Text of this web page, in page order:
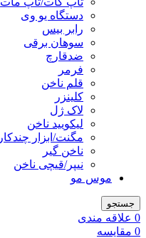
دستگاه یو وی
رابر بیس
سوهان برقی
ضدقارچ
فرمر
قلم ناخن
کلینزر
لاک ژل
لیکوييد ناخن
مگنت/ابزار چندکار
ناخن گیر
نیپر/قیچی ناخن
موس مو
جستجو
0 علاقه مندی
0 مقایسه